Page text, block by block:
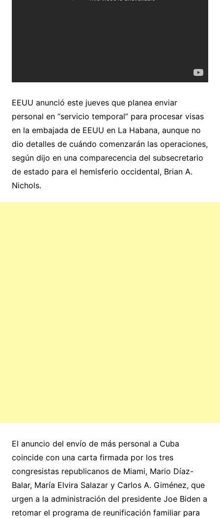
EEUU anunció este jueves que planea enviar
personal en “servicio temporal” para procesar visas
en la embajada de EEUU en La Habana, aunque no
dio detalles de cuándo comenzarán las operaciones,
según dijo en una comparecencia del subsecretario
de estado para el hemisferio occidental, Brian A.
Nichols.
El anuncio del envío de más personal a Cuba
coincide con una carta firmada por los tres
congresistas republicanos de Miami, Mario Díaz-
Balar, María Elvira Salazar y Carlos A. Giménez, que
urgen a la administración del presidente Joe Biden a
retomar el programa de reunificación familiar para